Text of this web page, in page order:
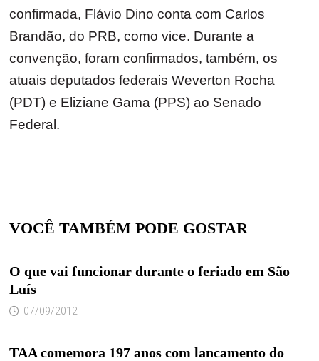
confirmada, Flávio Dino conta com Carlos
Brandão, do PRB, como vice. Durante a
convenção, foram confirmados, também, os
atuais deputados federais Weverton Rocha
(PDT) e Eliziane Gama (PPS) ao Senado
Federal.
VOCÊ TAMBÉM PODE GOSTAR
O que vai funcionar durante o feriado em São
Luís
07/09/2012
TAA comemora 197 anos com lancamento do